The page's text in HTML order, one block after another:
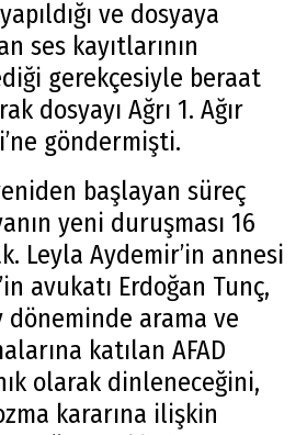
ve dosyaya
ses kayıtlarının
gerekçesiyle beraat
dosyayı Ağrı 1. Ağır
göndermişti.
başlayan süreç
yeni duruşması 16
Leyla Aydemir’in annesi
avukatı Erdoğan Tunç,
arama ve
katılan AFAD
olarak dinleneceğini,
kararına ilişkin